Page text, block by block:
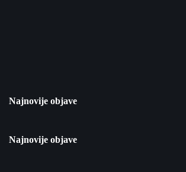
Najnovije objave
Najnovije objave